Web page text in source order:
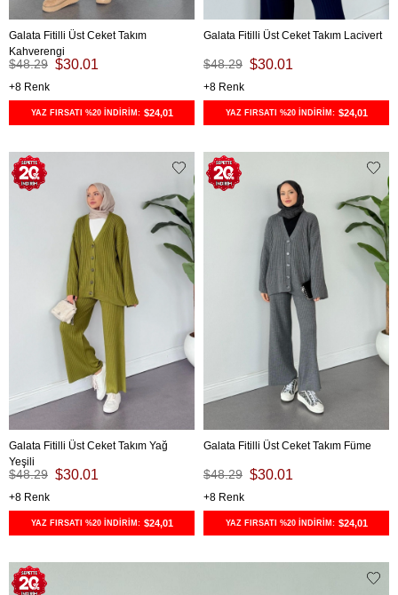
Galata Fitilli Üst Ceket Takım
Kahverengi
$30.01
$48.29
8
YAZ FIRSATI %20 İNDİRİM: $24,01
Galata Fitilli Üst Ceket Takım Lacivert
$30.01
$48.29
8
YAZ FIRSATI %20 İNDİRİM: $24,01
Galata Fitilli Üst Ceket Takım Yağ
Yeşili
$30.01
$48.29
8
YAZ FIRSATI %20 İNDİRİM: $24,01
Galata Fitilli Üst Ceket Takım Füme
$30.01
$48.29
8
YAZ FIRSATI %20 İNDİRİM: $24,01